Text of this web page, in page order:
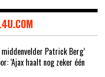
Patrick Berg’
‘Ajax haalt nog zeker één